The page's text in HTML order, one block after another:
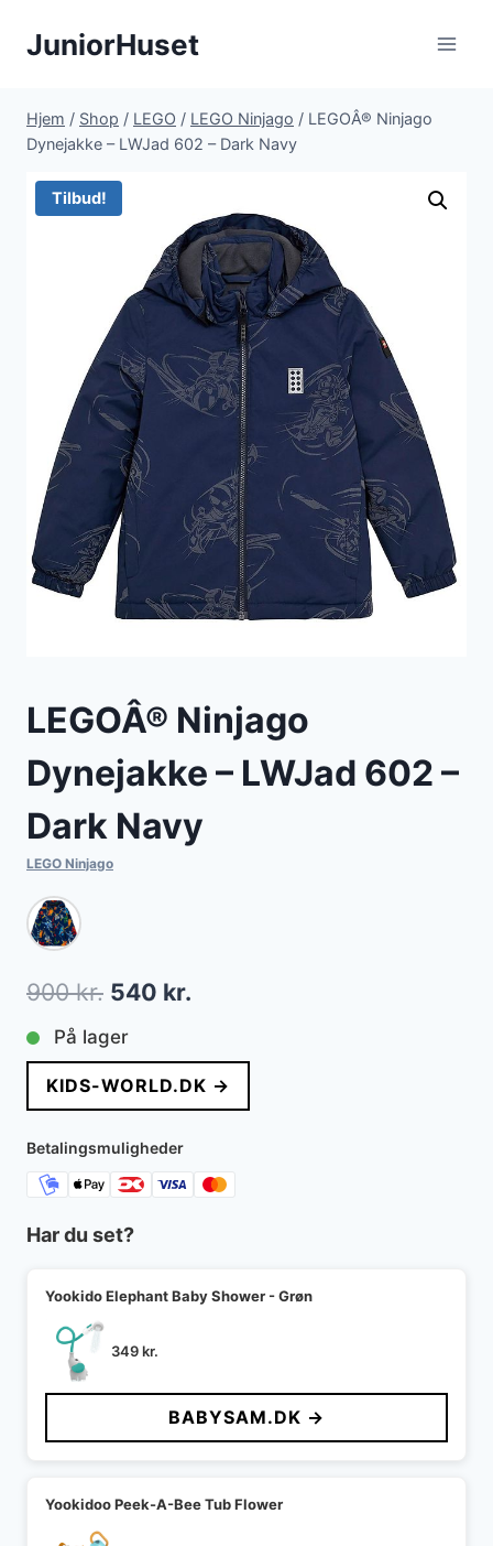
JuniorHuset
Hjem / Shop / LEGO / LEGO Ninjago / LEGOÂ® Ninjago
Dynejakke – LWJad 602 – Dark Navy
Tilbud!
LEGOÂ® Ninjago
Dynejakke – LWJad 602 –
Dark Navy
LEGO Ninjago
900kr. Den
oprindelige
pris
var:
900 kr..
540 kr.
pris
er:
På lager
KIDS-WORLD.DK →
Betalingsmuligheder
Har du set?
Yookido Elephant Baby Shower - Grøn
349kr.
BABYSAM.DK →
Yookidoo Peek-A-Bee Tub Flower